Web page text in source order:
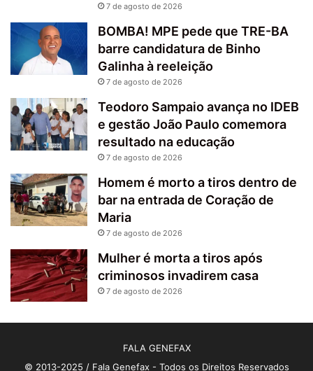
7 de agosto de 2026
BOMBA! MPE pede que TRE-BA
barre candidatura de Binho
Galinha à reeleição
7 de agosto de 2026
Teodoro Sampaio avança no IDEB
e gestão João Paulo comemora
resultado na educação
7 de agosto de 2026
Homem é morto a tiros dentro de
bar na entrada de Coração de
Maria
7 de agosto de 2026
Mulher é morta a tiros após
criminosos invadirem casa
7 de agosto de 2026
FALA GENEFAX
© 2013-2025 / Fala Genefax - Todos os Direitos Reservados